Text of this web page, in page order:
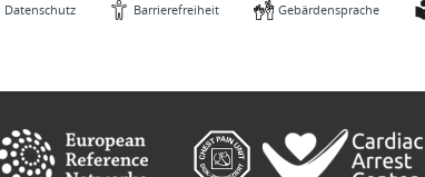
Datenschutz Barrierefreiheit Gebärdensprache